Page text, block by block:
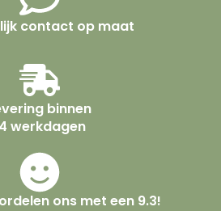
contact op maat
binnen
werkdagen
ons met een 9.3!